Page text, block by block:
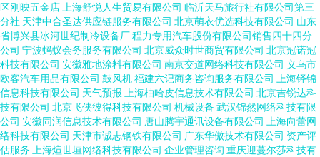
区刚映五金店 上海舒悦人生贸易有限公司 临沂天马旅行社有限公司第三
分社 天津中合圣达供应链服务有限公司 北京萌衣优选科技有限公司 山东
省博兴县冰河世纪制冷设备厂程力专用汽车股份有限公司销售四十四分
公司 宁波蚂蚁会务服务有限公司 北京威众时世商贸有限公司 北京冠诺冠
科技有限公司 安徽雅地涂料有限公司 南京交道网络科技有限公司 义乌市
欧客汽车用品有限公司 鼓风机福建六记商务咨询服务有限公司
上海铎锦
信息科技有限公司 天气预报 上海柚哈皮信息技术有限公司 北京吉锐达科
技有限公司 北京飞侠彼得科技有限公司 机械设备 武汉锦然网络科技有限
公司 安徽同润信息技术有限公司 唐山腾宇通讯设备有限公司
上海向蕾网
络科技有限公司 天津市诚志钢铁有限公司 广东华傲技术有限公司 资产评
估服务 上海煊世垣网络科技有限公司 企业管理咨询 重庆迎蔓尔莎科技有